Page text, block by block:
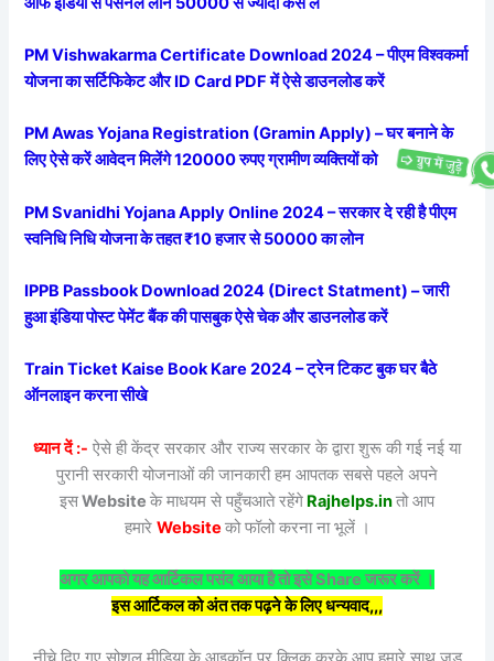
PM Vishwakarma Certificate Download 2024 – पीएम विश्वकर्मा
योजना का सर्टिफिकेट और ID Card PDF में ऐसे डाउनलोड करें
PM Awas Yojana Registration (Gramin Apply) – घर बनाने के
लिए ऐसे करें आवेदन मिलेंगे 120000 रुपए ग्रामीण व्यक्तियों को
PM Svanidhi Yojana Apply Online 2024 – सरकार दे रही है पीएम
स्वनिधि निधि योजना के तहत ₹10 हजार से 50000 का लोन
IPPB Passbook Download 2024 (Direct Statment) – जारी
हुआ इंडिया पोस्ट पेमेंट बैंक की पासबुक ऐसे चेक और डाउनलोड करें
Train Ticket Kaise Book Kare 2024 – ट्रेन टिकट बुक घर बैठे
ऑनलाइन करना सीखे
ध्यान दें :- ऐसे ही केंद्र सरकार और राज्य सरकार के द्वारा शुरू की गई नई या
पुरानी सरकारी योजनाओं की जानकारी हम आपतक सबसे पहले अपने
इसWebsite के माधयम से पहुँचआते रहेंगे Rajhelps.inतो आप
हमारे Website को फॉलो करना ना भूलें ।
अगर आपको यह आर्टिकल पसंद आया है तो इसे Share जरूर करें ।
इस आर्टिकल को अंत तक पढ़ने के लिए धन्यवाद,,,